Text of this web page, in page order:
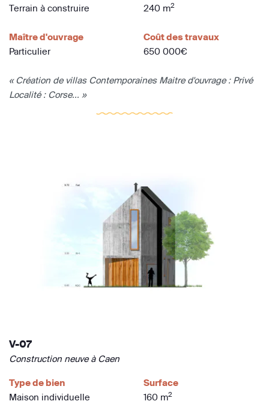
Terrain à construire
240 m2
Maître d'ouvrage
Particulier
Coût des travaux
650 000€
« Création de villas Contemporaines Maitre d'ouvrage : Privé
Localité : Corse... »
V-07
Construction neuve à Caen
Type de bien
Maison individuelle
Surface
160 m2